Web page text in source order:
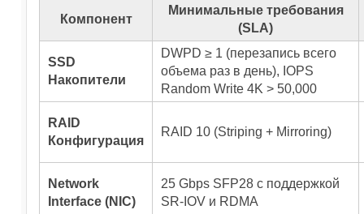
Компонент
Минимальные требования
(SLA)
SSD
Накопители
DWPD ≥ 1 (перезапись всего
объема раз в день), IOPS
Random Write 4K > 50,000
RAID
Конфигурация
RAID 10 (Striping + Mirroring)
Network
Interface (NIC)
25 Gbps SFP28 с поддержкой
SR-IOV и RDMA